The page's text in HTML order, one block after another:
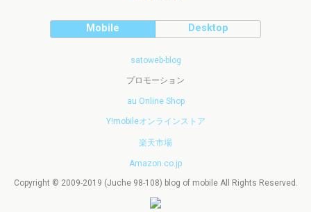
Mobile Desktop
satoweb-blog
プロモーション
au Online Shop
Y!mobileオンラインストア
楽天市場
Amazon.co.jp
Copyright © 2009-2019 (Juche 98-108) blog of mobile All Rights Reserved.